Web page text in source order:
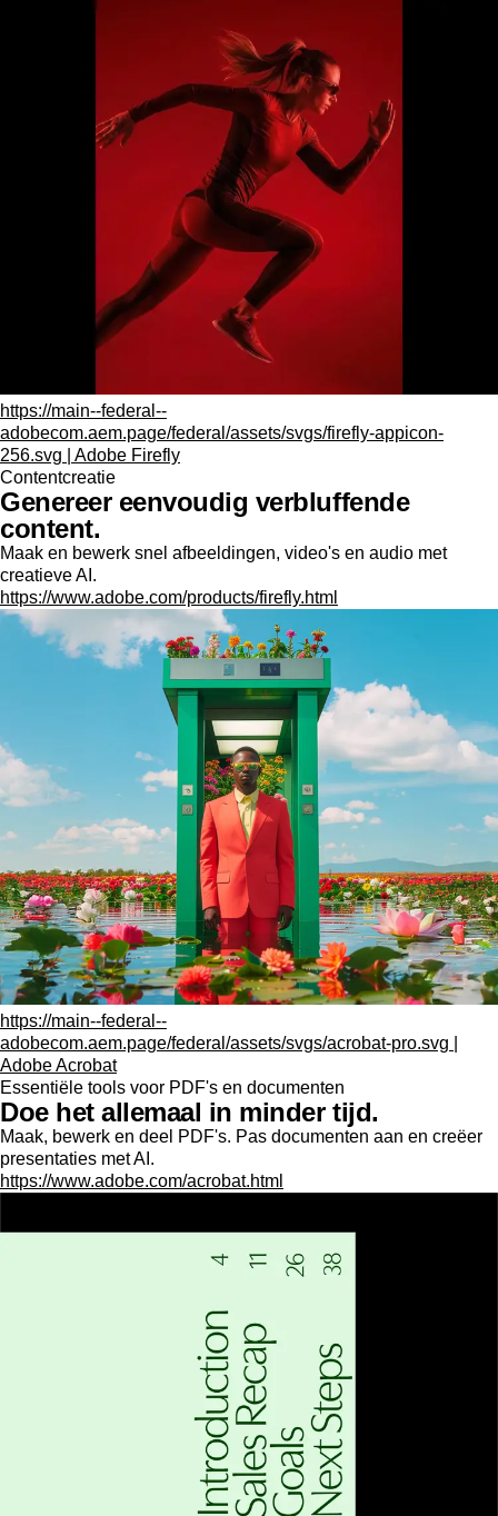
https://main--federal--
adobecom.aem.page/federal/assets/svgs/firefly-appicon-
256.svg | Adobe Firefly
Contentcreatie
Genereer eenvoudig verbluffende
content.
Maak en bewerk snel afbeeldingen, video's en audio met
creatieve AI.
https://www.adobe.com/products/firefly.html
https://main--federal--
adobecom.aem.page/federal/assets/svgs/acrobat-pro.svg |
Adobe Acrobat
Essentiële tools voor PDF's en documenten
Doe het allemaal in minder tijd.
Maak, bewerk en deel PDF's. Pas documenten aan en creëer
presentaties met AI.
https://www.adobe.com/acrobat.html